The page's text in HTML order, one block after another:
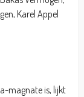
Karel Appel
magnate is, lijkt